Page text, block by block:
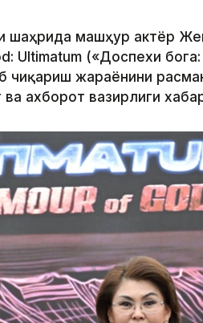
шаҳрида машҳур актёр
Ultimatum («Доспехи
чиқариш жараёнини
ахборот вазирлиги